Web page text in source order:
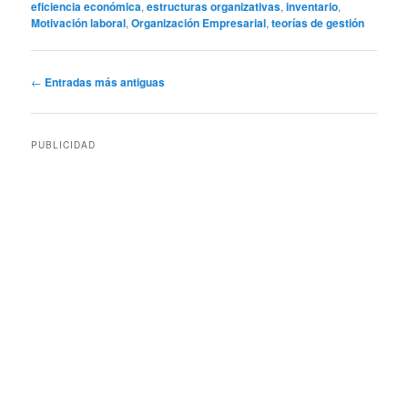
eficiencia económica,estructuras organizativas,inventario,
Motivación laboral,Organización Empresarial,teorías de gestión
Navegación
entradas
← Entradas más antiguas
PUBLICIDAD